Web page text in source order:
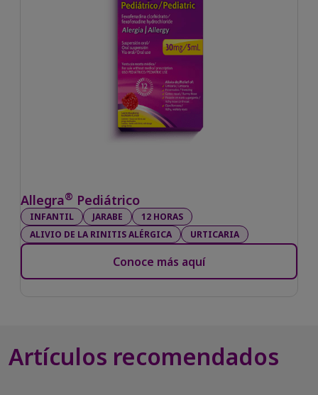
Allegra® Pediátrico
INFANTIL JARABE
12 HORAS
ALIVIO DE LA RINITIS ALÉRGICA
URTICARIA
Conoce más aquí
Artículos recomendados